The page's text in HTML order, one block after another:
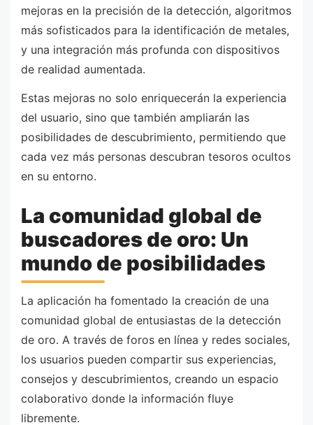
mejoras en la precisión de la detección, algoritmos
más sofisticados para la identificación de metales,
y una integración más profunda con dispositivos
de realidad aumentada.
Estas mejoras no solo enriquecerán la experiencia
del usuario, sino que también ampliarán las
posibilidades de descubrimiento, permitiendo que
cada vez más personas descubran tesoros ocultos
en su entorno.
La comunidad global de
buscadores de oro: Un
mundo de posibilidades
La aplicación ha fomentado la creación de una
comunidad global de entusiastas de la detección
de oro. A través de foros en línea y redes sociales,
los usuarios pueden compartir sus experiencias,
consejos y descubrimientos, creando un espacio
colaborativo donde la información fluye
libremente.